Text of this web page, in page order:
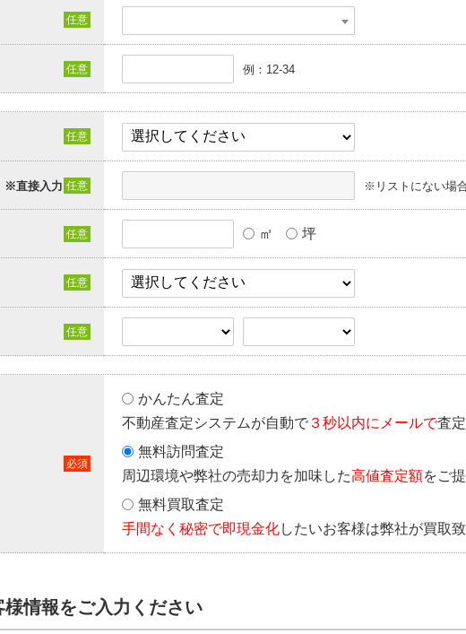
例：12-34
※直接入力 ※リストにない場
㎡ 坪
かんたん査定
不動産査定システムが自動で ３秒以内にメールで査
無料訪問査定
周辺環境や弊社の売却力を加味した高値査定額をご
無料買取査定
手間なく秘密で即現金化したいお客様は弊社が買取致
様情報をご入力ください